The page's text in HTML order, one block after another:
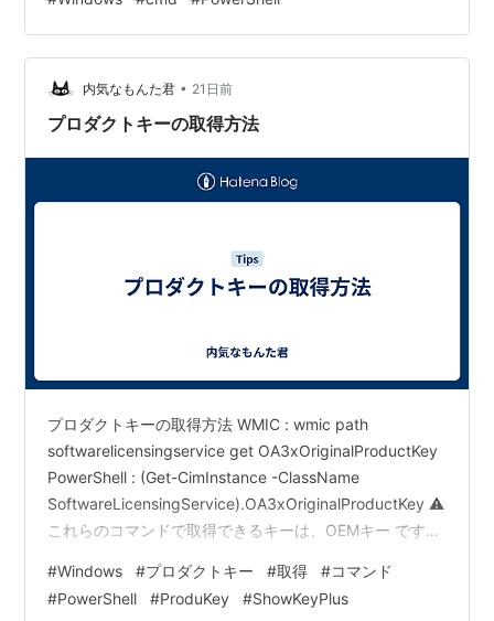
分も過去に何度かハマっているので厚めに書いていま
す。 あと、調べていて分かったのは、PowerShellの5.1系
と7系ではかなり違うということでしょうか、問題点も解
消しているようなので、変更できるようであれば、バー
ジョンアップしてもいいと思います。（ちなみに共存が
内気なもんた君 • 21日前
プロダクトキーの取得方法
プロダクトキーの取得方法 WMIC : wmic path
softwarelicensingservice get OA3xOriginalProductKey
PowerShell : (Get-CimInstance -ClassName
SoftwareLicensingService).OA3xOriginalProductKey ⚠️
これらのコマンドで取得できるキーは、OEMキー です。
キー が 違うので注意が必要。 これらのキーを表示する
にはツールを使用するのが手っ取り早い。 ・ProduKey
#Windows #プロダクトキー #取得 #コマンド
#PowerShell #ProduKey #ShowKeyPlus